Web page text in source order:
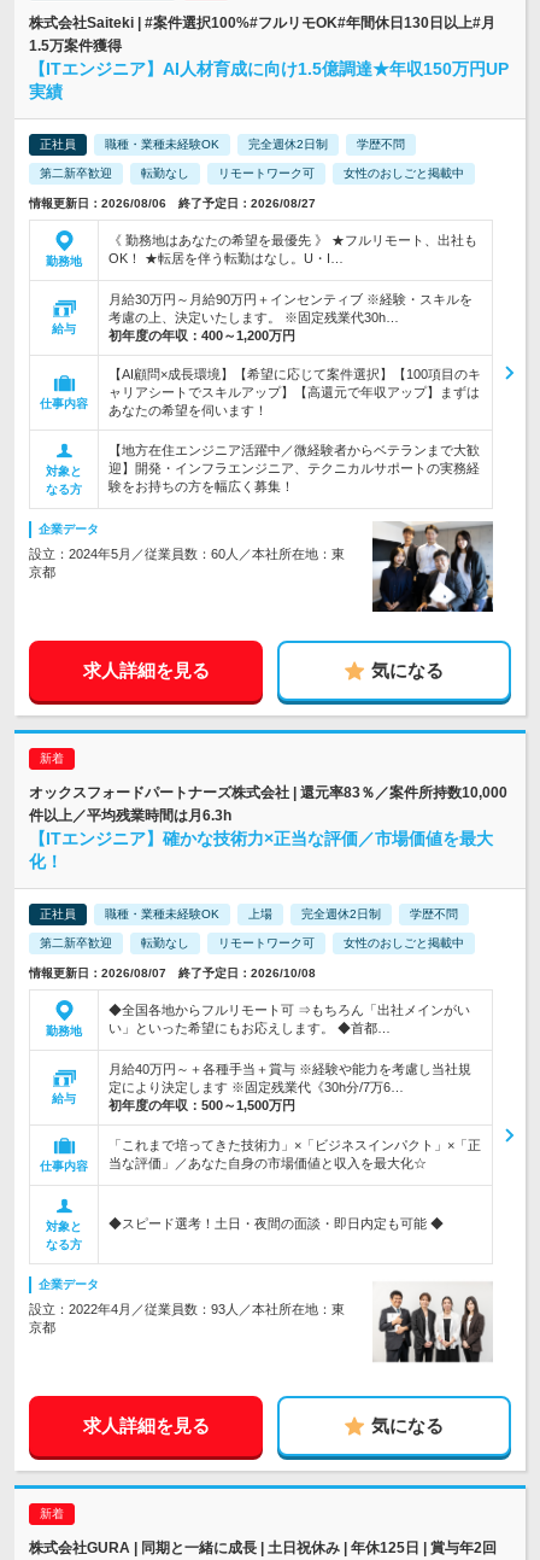
株式会社Saiteki | #案件選択100%#フルリモOK#年間休日130日以上#月
1.5万案件獲得
【ITエンジニア】AI人材育成に向け1.5億調達★年収150万円UP
実績
正社員 職種・業種未経験OK 完全週休2日制 学歴不問
第二新卒歓迎 転勤なし リモートワーク可 女性のおしごと掲載中
情報更新日：2026/08/06 終了予定日：2026/08/27
勤務地
《 勤務地はあなたの希望を最優先 》 ★フルリモート、出社も
OK！ ★転居を伴う転勤はなし。U・I…
給与
月給30万円～月給90万円＋インセンティブ ※経験・スキルを
考慮の上、決定いたします。 ※固定残業代30h…
初年度の年収： 400～1,200万円
仕事内容
【AI顧問×成長環境】【希望に応じて案件選択】【100項目のキ
ャリアシートでスキルアップ】【高還元で年収アップ】まずは
あなたの希望を伺います！
対象と
なる方
【地方在住エンジニア活躍中／微経験者からベテランまで大歓
迎】開発・インフラエンジニア、テクニカルサポートの実務経
験をお持ちの方を幅広く募集！
企業データ
設立：2024年5月／従業員数：60人／本社所在地：東
京都
求人詳細を見る 気になる
オックスフォードパートナーズ株式会社 | 還元率83％／案件所持数10,000
件以上／平均残業時間は月6.3h
【ITエンジニア】確かな技術力×正当な評価／市場価値を最大
化！
正社員 職種・業種未経験OK 上場 完全週休2日制 学歴不問
第二新卒歓迎 転勤なし リモートワーク可 女性のおしごと掲載中
情報更新日：2026/08/07 終了予定日：2026/10/08
勤務地
◆全国各地からフルリモート可 ⇒もちろん「出社メインがい
い」といった希望にもお応えします。 ◆首都…
給与
月給40万円～＋各種手当＋賞与 ※経験や能力を考慮し当社規
定により決定します ※固定残業代《30h分/7万6…
初年度の年収： 500～1,500万円
仕事内容
「これまで培ってきた技術力」×「ビジネスインパクト」×「正
当な評価」／あなた自身の市場価値と収入を最大化☆
対象と
なる方
◆スピード選考！土日・夜間の面談・即日内定も可能 ◆
企業データ
設立：2022年4月／従業員数：93人／本社所在地：東
京都
求人詳細を見る 気になる
株式会社GURA | 同期と一緒に成長 | 土日祝休み | 年休125日 | 賞与年2回